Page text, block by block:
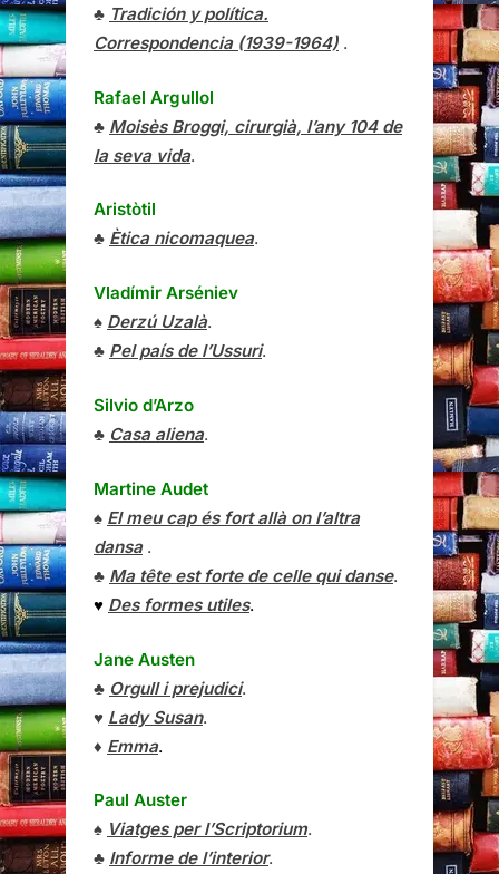
♣ Tradición y política.
Correspondencia (1939-1964) .
Rafael Argullol
♣ Moisès Broggi, cirurgià, l’any 104 de
la seva vida.
Aristòtil
♣ Ètica nicomaquea.
Vladímir Arséniev
♠ Derzú Uzalà.
♣ Pel país de l’Ussuri.
Silvio d’Arzo
♣ Casa aliena.
Martine Audet
♠ El meu cap és fort allà on l’altra
dansa.
♣ Ma tête est forte de celle qui danse.
♥ Des formes utiles.
Jane Austen
♣ Orgull i prejudici.
♥ Lady Susan.
♦ Emma.
Paul Auster
♠ Viatges per l’Scriptorium.
♣ Informe de l’interior.